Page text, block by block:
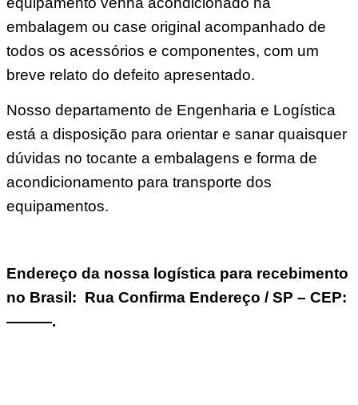
embalagem ou case original acompanhado de
todos os acessórios e componentes, com um
breve relato do defeito apresentado.
Nosso departamento de Engenharia e Logística
está a disposição para orientar e sanar quaisquer
dúvidas no tocante a embalagens e forma de
acondicionamento para transporte dos
equipamentos.
Endereço da nossa logística para recebimento
no Brasil: Rua Confirma Endereço / SP – CEP:
———.